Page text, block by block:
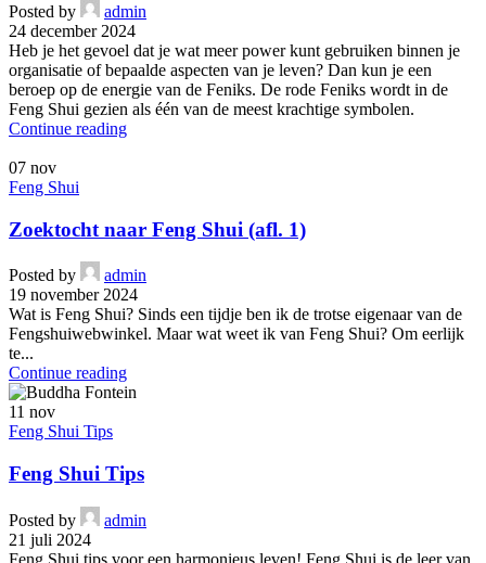
Posted by
admin
24 december 2024
Heb je het gevoel dat je wat meer power kunt gebruiken binnen je
organisatie of bepaalde aspecten van je leven? Dan kun je een
beroep op de energie van de Feniks. De rode Feniks wordt in de
Feng Shui gezien als één van de meest krachtige symbolen.
Continue reading
07 nov
Feng Shui
Zoektocht naar Feng Shui (afl. 1)
Posted by
admin
19 november 2024
Wat is Feng Shui? Sinds een tijdje ben ik de trotse eigenaar van de
Fengshuiwebwinkel. Maar wat weet ik van Feng Shui? Om eerlijk
te...
Continue reading
11 nov
Feng Shui Tips
Feng Shui Tips
Posted by
admin
21 juli 2024
Feng Shui tips voor een harmonieus leven! Feng Shui is de leer van